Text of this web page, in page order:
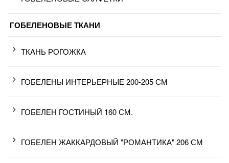
ГОБЕЛЕНОВЫЕ ТКАНИ
ТКАНЬ РОГОЖКА
ГОБЕЛЕНЫ ИНТЕРЬЕРНЫЕ 200-205 СМ
ГОБЕЛЕН ГОСТИНЫЙ 160 СМ.
ГОБЕЛЕН ЖАККАРДОВЫЙ "РОМАНТИКА" 206 СМ